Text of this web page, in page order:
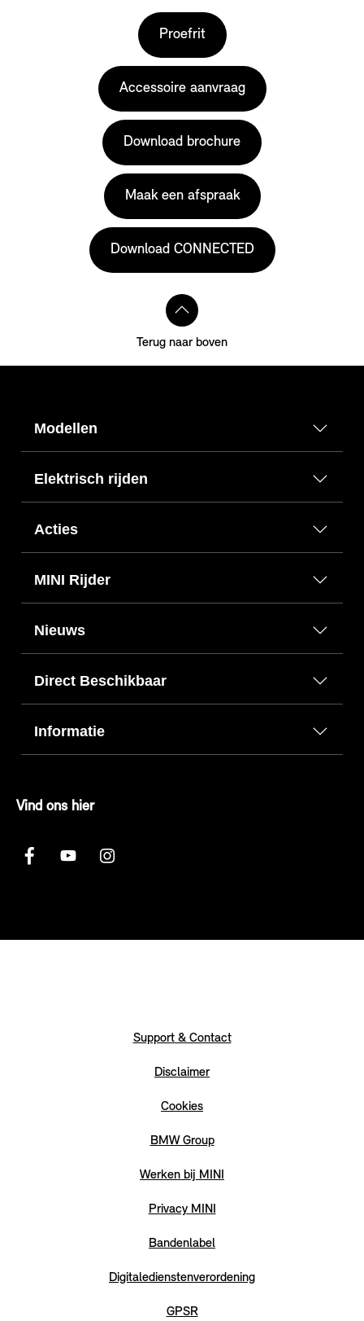
Proefrit
Accessoire aanvraag
Download brochure
Maak een afspraak
Download CONNECTED
Terug naar boven
Modellen
Elektrisch rijden
Acties
MINI Rijder
Nieuws
Direct Beschikbaar
Informatie
Vind ons hier
Support & Contact
Disclaimer
Cookies
BMW Group
Werken bij MINI
Privacy MINI
Bandenlabel
Digitaledienstenverordening
GPSR